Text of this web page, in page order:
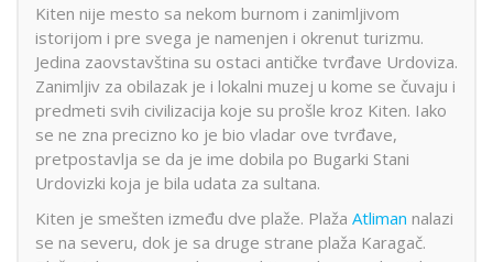
Kiten nije mesto sa nekom burnom i zanimljivom
istorijom i pre svega je namenjen i okrenut turizmu.
Jedina zaovstavština su ostaci antičke tvrđave Urdoviza.
Zanimljiv za obilazak je i lokalni muzej u kome se čuvaju i
predmeti svih civilizacija koje su prošle kroz Kiten. Iako
se ne zna precizno ko je bio vladar ove tvrđave,
pretpostavlja se da je ime dobila po Bugarki Stani
Urdovizki koja je bila udata za sultana.
Kiten je smešten između dve plaže. Plaža Atliman nalazi
se na severu, dok je sa druge strane plaža Karagač.